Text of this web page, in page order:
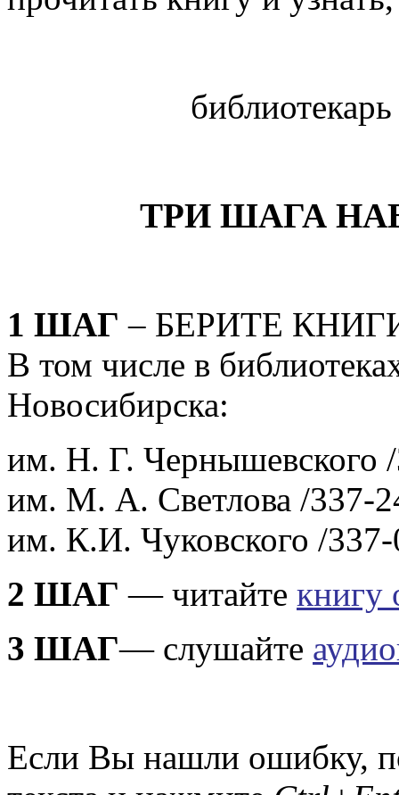
ТРИ ШАГА
1 ШАГ – БЕРИТЕ
В том числе в
Новосибирска:
им. Н. Г. Чернышевского
им. М. А. Светлова /337-
им. К.И. Чуковского /
2 ШАГ — читайте книгу
3 ШАГ— слушайте
Если Вы нашли ошибку,